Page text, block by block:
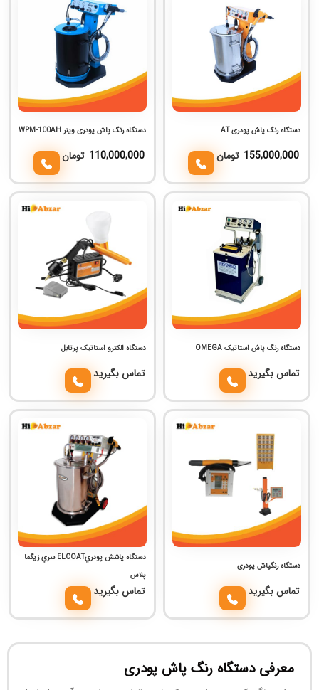
دستگاه رنگ پاش پودری AT
155,000,000 تومان
دستگاه رنگ پاش پودری وینر WPM-100AH
110,000,000 تومان
دستگاه رنگ پاش استاتیک OMEGA
تماس بگیرید
دستگاه الکترو استاتیک پرتابل
تماس بگیرید
دستگاه رنگپاش پودری
تماس بگیرید
دستگاه پاشش پودريELCOAT سري زيگما
پلاس
تماس بگیرید
معرفی دستگاه رنگ پاش پودری